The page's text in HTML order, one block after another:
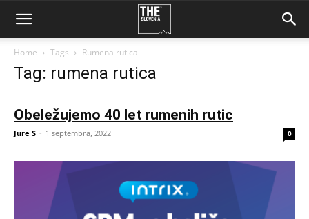
Home Tags Rumena rutica
Tag: rumena rutica
Obeležujemo 40 let rumenih rutic
Jure S - 1 septembra, 2022 0